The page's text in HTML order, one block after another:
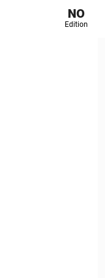
NO
Edition